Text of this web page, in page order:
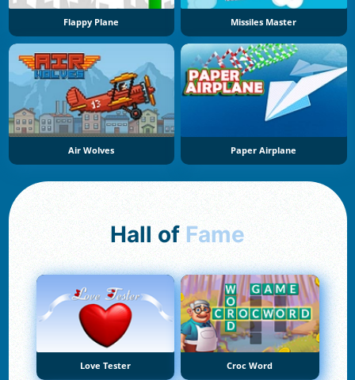
Flappy Plane Missiles Master
Air Wolves Paper Airplane
Hall of Fame
Love Tester Croc Word